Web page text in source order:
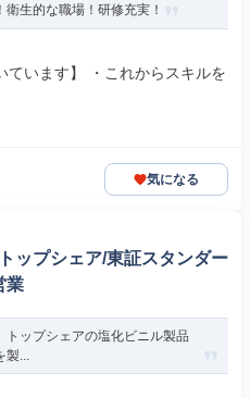
生的な職場！研修充実！
ています】 ・これからスキルを
気になる
ップシェア/東証スタンダー
業
ップシェアの塩化ビニル製品
製...